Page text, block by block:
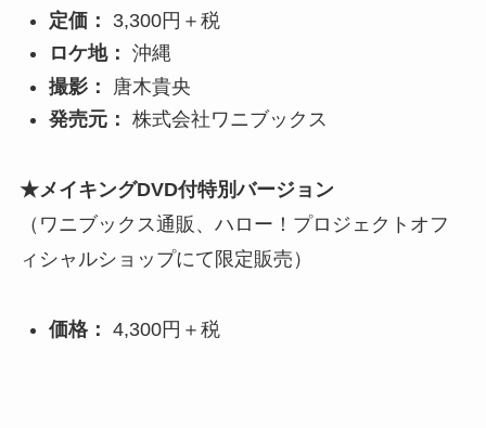
定価：
3,300円＋税
ロケ地： 沖縄
撮影：
唐木貴央
発売元： 株式会社ワニブックス
★メイキングDVD付特別バージョン
（ワニブックス通販、ハロー！プロジェクトオフ
ィシャルショップにて限定販売）
価格： 4,300円＋税